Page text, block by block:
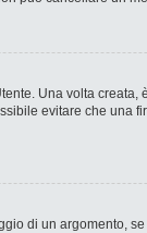
Una volta
evitare che
di un argomento,